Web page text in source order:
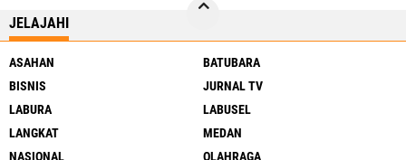
JELAJAHI
ASAHAN
BATUBARA
BISNIS
JURNAL TV
LABURA
LABUSEL
LANGKAT
MEDAN
NASIONAL
OLAHRAGA